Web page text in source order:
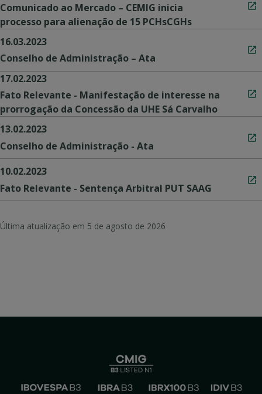
Comunicado ao Mercado – CEMIG inicia
processo para alienação de 15 PCHsCGHs
16.03.2023
Conselho de Administração – Ata
17.02.2023
Fato Relevante - Manifestação de interesse na
prorrogação da Concessão da UHE Sá Carvalho
13.02.2023
Conselho de Administração - Ata
10.02.2023
Fato Relevante - Sentença Arbitral PUT SAAG
Última atualização em 5 de agosto de 2026